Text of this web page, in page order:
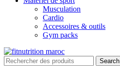
Musculation
Cardio
Accessoires & outils
Gym packs
Search